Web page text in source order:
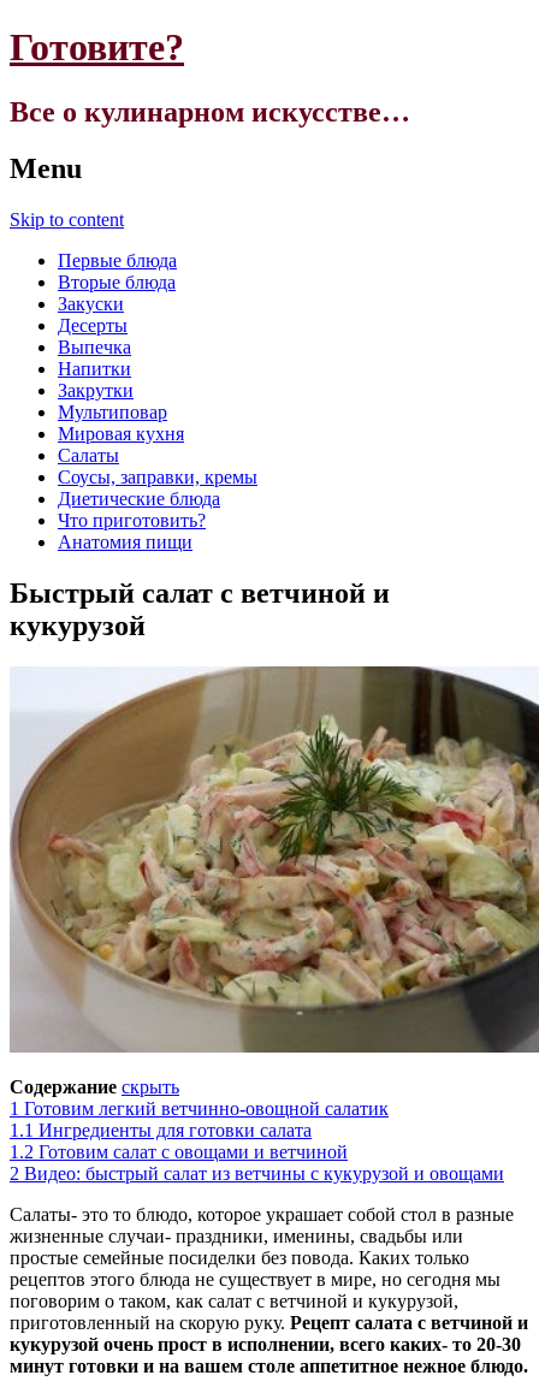
Готовите?
Все о кулинарном искусстве…
Menu
Skip to content
Первые блюда
Вторые блюда
Закуски
Десерты
Выпечка
Напитки
Закрутки
Мультиповар
Мировая кухня
Салаты
Соусы, заправки, кремы
Диетические блюда
Что приготовить?
Анатомия пищи
Быстрый салат с ветчиной и
кукурузой
Содержание скрыть
1 Готовим легкий ветчинно-овощной салатик
1.1 Ингредиенты для готовки салата
1.2 Готовим салат с овощами и ветчиной
2 Видео: быстрый салат из ветчины с кукурузой и овощами
Салаты- это то блюдо, которое украшает собой стол в разные
жизненные случаи- праздники, именины, свадьбы или
простые семейные посиделки без повода. Каких только
рецептов этого блюда не существует в мире, но сегодня мы
поговорим о таком, как салат с ветчиной и кукурузой,
приготовленный на скорую руку. Рецепт салата с ветчиной и
кукурузой очень прост в исполнении, всего каких- то 20-30
минут готовки и на вашем столе аппетитное нежное блюдо.